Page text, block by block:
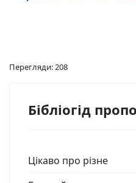
Перегляди: 208
Бібліогід
Цікаво про різне